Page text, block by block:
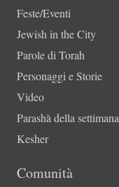
Feste/Eventi
Jewish in the City
Parole di Torah
Personaggi e Storie
Video
Parashà della settimana
Kesher
Comunità